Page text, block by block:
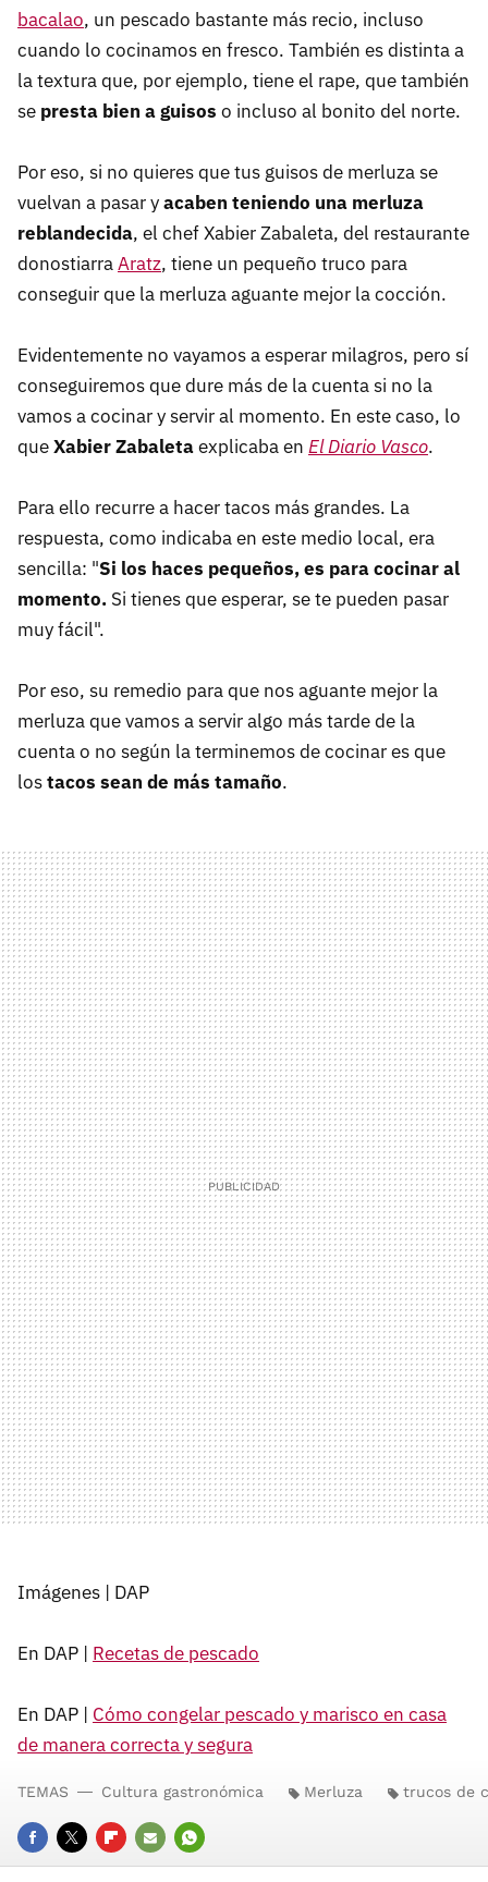
bacalao, un pescado bastante más recio, incluso
cuando lo cocinamos en fresco. También es distinta a
la textura que, por ejemplo, tiene el rape, que también
se presta bien a guisos o incluso al bonito del norte.
Por eso, si no quieres que tus guisos de merluza se
vuelvan a pasar yacaben teniendo una merluza
reblandecida, el chef Xabier Zabaleta, del restaurante
donostiarraAratz, tiene un pequeño truco para
conseguir que la merluza aguante mejor la cocción.
Evidentemente no vayamos a esperar milagros, pero sí
conseguiremos que dure más de la cuenta si no la
vamos a cocinar y servir al momento. En este caso, lo
queXabier Zabaletaexplicaba en El Diario Vasco.
Para ello recurre a hacer tacos más grandes. La
respuesta, como indicaba en este medio local, era
sencilla: "Si los haces pequeños, es para cocinar al
momento. Si tienes que esperar, se te pueden pasar
muy fácil".
Por eso, su remedio para que nos aguante mejor la
merluza que vamos a servir algo más tarde de la
cuenta o no según la terminemos de cocinar es que
lostacos sean de más tamaño.
Imágenes | DAP
En DAP | Recetas de pescado
En DAP | Cómo congelar pescado y marisco en casa
de manera correcta y segura
FACEBOOK
TWITTERFLIPBOARD
E-
WHATSAPP
TEMAS Cultura gastronómica Merluza trucos de